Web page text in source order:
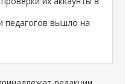
педагогов вышло на